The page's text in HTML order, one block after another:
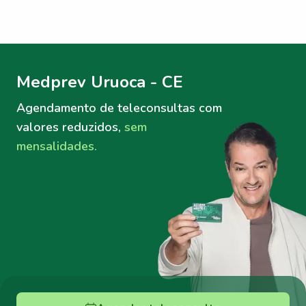
Medprev Uruoca - CE
Agendamento de teleconsultas com
valores reduzidos, sem
mensalidades.